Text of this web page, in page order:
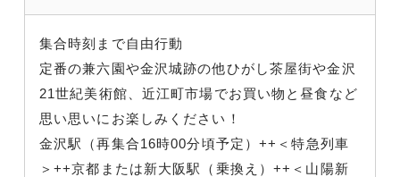
集合時刻まで自由行動
定番の兼六園や金沢城跡の他ひがし茶屋街や金沢
21世紀美術館、近江町市場でお買い物と昼食など
思い思いにお楽しみください！
金沢駅（再集合16時00分頃予定）++＜特急列車
＞++京都または新大阪駅（乗換え）++＜山陽新